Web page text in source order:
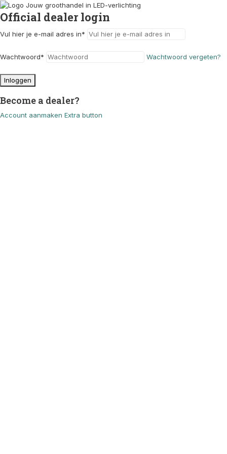
Official dealer login
Vul hier je e-mail adres in*
Wachtwoord* Wachtwoord vergeten?
Inloggen
Become a dealer?
Account aanmaken Extra button